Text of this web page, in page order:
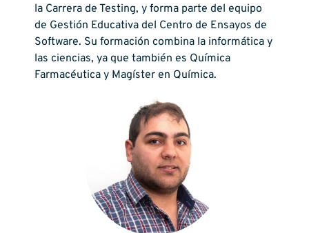
la Carrera de Testing, y forma parte del equipo
de Gestión Educativa del Centro de Ensayos de
Software. Su formación combina la informática y
las ciencias, ya que también es Química
Farmacéutica y Magíster en Química.